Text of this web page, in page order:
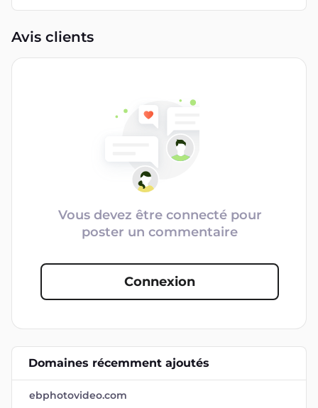
Avis clients
Vous devez être connecté pour
poster un commentaire
Connexion
Domaines récemment ajoutés
ebphotovideo.com